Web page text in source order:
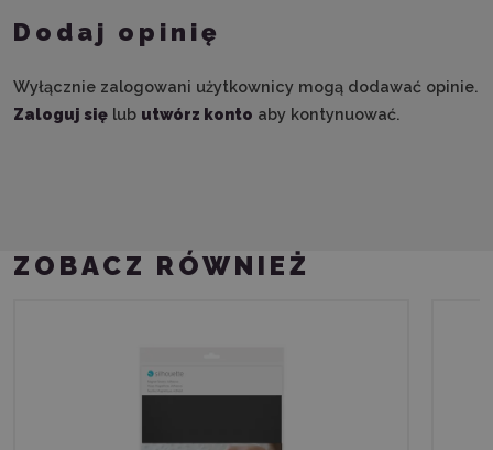
Dodaj opinię
Wyłącznie zalogowani użytkownicy mogą dodawać opinie.
Zaloguj się lub utwórz konto aby kontynuować.
ZOBACZ RÓWNIEŻ